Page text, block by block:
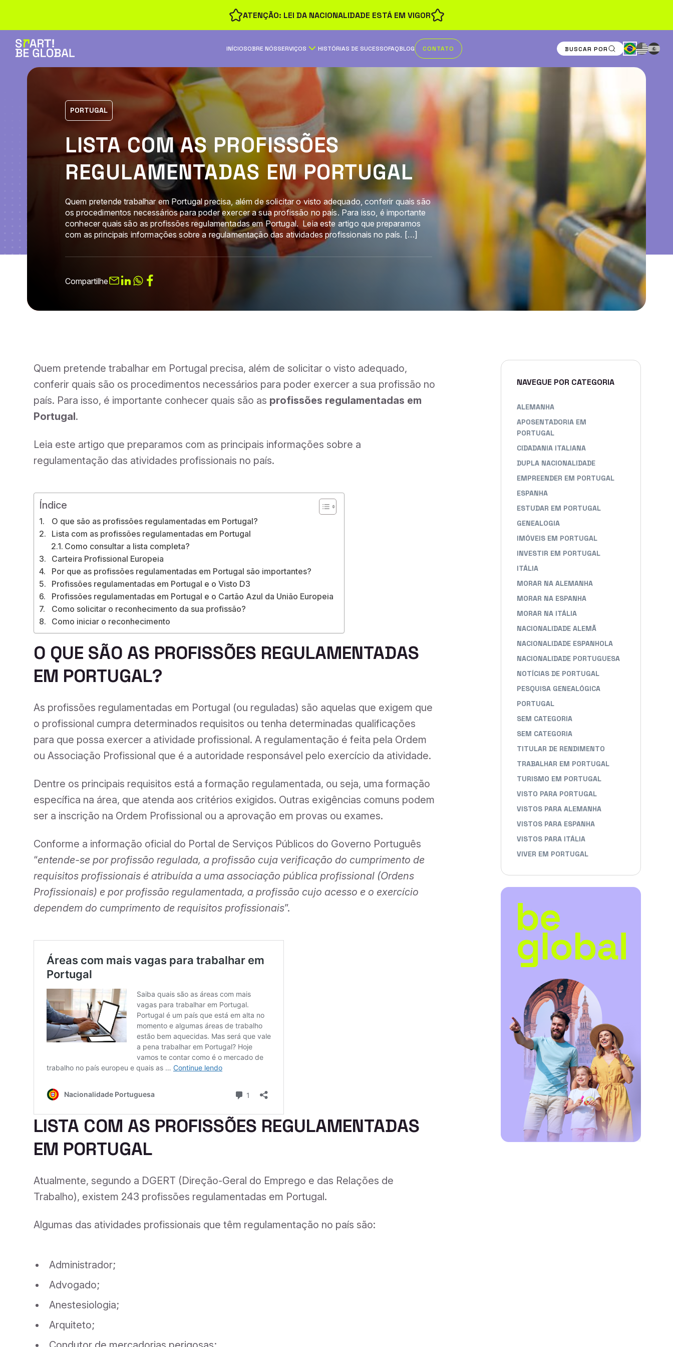
ATENÇÃO: LEI DA NACIONALIDADE ESTÁ EM VIGOR
INÍCIOSOBRE NÓSSERVIÇOS HISTÓRIAS DE SUCESSOFAQBLOG CONTATO BUSCAR POR
PORTUGAL
LISTA COM AS PROFISSÕES
REGULAMENTADAS EM PORTUGAL
Quem pretende trabalhar em Portugal precisa, além de solicitar o visto adequado, conferir quais são
os procedimentos necessários para poder exercer a sua profissão no país. Para isso, é importante
conhecer quais são as profissões regulamentadas em Portugal. Leia este artigo que preparamos
com as principais informações sobre a regulamentação das atividades profissionais no país. […]
Compartilhe
Quem pretende trabalhar em Portugal precisa, além de solicitar o visto adequado,
conferir quais são os procedimentos necessários para poder exercer a sua profissão no
país. Para isso, é importante conhecer quais são as profissões regulamentadas em
Portugal.
Leia este artigo que preparamos com as principais informações sobre a
regulamentação das atividades profissionais no país.
Índice
O que são as profissões regulamentadas em Portugal?
Lista com as profissões regulamentadas em Portugal
Como consultar a lista completa?
Carteira Profissional Europeia
Por que as profissões regulamentadas em Portugal são importantes?
Profissões regulamentadas em Portugal e o Visto D3
Profissões regulamentadas em Portugal e o Cartão Azul da União Europeia
Como solicitar o reconhecimento da sua profissão?
Como iniciar o reconhecimento
O QUE SÃO AS PROFISSÕES REGULAMENTADAS
EM PORTUGAL?
As profissões regulamentadas em Portugal (ou reguladas) são aquelas que exigem que
o profissional cumpra determinados requisitos ou tenha determinadas qualificações
para que possa exercer a atividade profissional. A regulamentação é feita pela Ordem
ou Associação Profissional que é a autoridade responsável pelo exercício da atividade.
Dentre os principais requisitos está a formação regulamentada, ou seja, uma formação
específica na área, que atenda aos critérios exigidos. Outras exigências comuns podem
ser a inscrição na Ordem Profissional ou a aprovação em provas ou exames.
Conforme a informação oficial do Portal de Serviços Públicos do Governo Português
“entende-se por profissão regulada, a profissão cuja verificação do cumprimento de
requisitos profissionais é atribuída a uma associação pública profissional (Ordens
Profissionais) e por profissão regulamentada, a profissão cujo acesso e o exercício
dependem do cumprimento de requisitos profissionais”.
LISTA COM AS PROFISSÕES REGULAMENTADAS
EM PORTUGAL
Atualmente, segundo a DGERT (Direção-Geral do Emprego e das Relações de
Trabalho), existem 243 profissões regulamentadas em Portugal.
Algumas das atividades profissionais que têm regulamentação no país são:
Administrador;
Advogado;
Anestesiologia;
Arquiteto;
NAVEGUE POR CATEGORIA
ALEMANHA
APOSENTADORIA EM
PORTUGAL
CIDADANIA ITALIANA
DUPLA NACIONALIDADE
EMPREENDER EM PORTUGAL
ESPANHA
ESTUDAR EM PORTUGAL
GENEALOGIA
IMÓVEIS EM PORTUGAL
INVESTIR EM PORTUGAL
ITÁLIA
MORAR NA ALEMANHA
MORAR NA ESPANHA
MORAR NA ITÁLIA
NACIONALIDADE ALEMÃ
NACIONALIDADE ESPANHOLA
NACIONALIDADE PORTUGUESA
NOTÍCIAS DE PORTUGAL
PESQUISA GENEALÓGICA
PORTUGAL
SEM CATEGORIA
SEM CATEGORIA
TITULAR DE RENDIMENTO
TRABALHAR EM PORTUGAL
TURISMO EM PORTUGAL
VISTO PARA PORTUGAL
VISTOS PARA ALEMANHA
VISTOS PARA ESPANHA
VISTOS PARA ITÁLIA
VIVER EM PORTUGAL